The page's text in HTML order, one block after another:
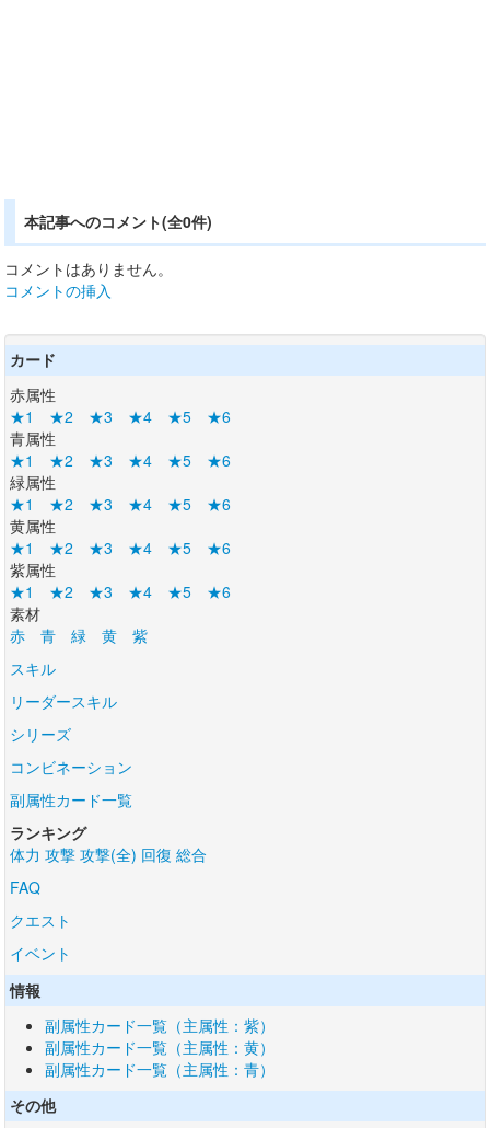
本記事へのコメント(全0件)
コメントはありません。
コメントの挿入
カード
赤属性
★1
★2 ★3 ★4 ★5
★6
青属性
★1
★2 ★3 ★4 ★5
★6
緑属性
★1
★2 ★3 ★4 ★5
★6
黄属性
★1
★2 ★3 ★4 ★5
★6
紫属性
★1
★2 ★3 ★4 ★5
★6
素材
赤
青 緑 黄
紫
スキル
リーダースキル
シリーズ
コンビネーション
副属性カード一覧
ランキング
体力 攻撃 攻撃(全) 回復 総合
FAQ
クエスト
イベント
情報
副属性カード一覧（主属性：紫）
副属性カード一覧（主属性：黄）
副属性カード一覧（主属性：青）
その他